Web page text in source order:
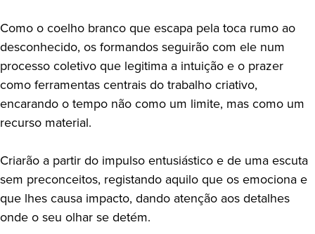
Como o coelho branco que escapa pela toca rumo ao
desconhecido, os formandos seguirão com ele num
processo coletivo que legitima a intuição e o prazer
como ferramentas centrais do trabalho criativo,
encarando o tempo não como um limite, mas como um
recurso material.
Criarão a partir do impulso entusiástico e de uma escuta
sem preconceitos, registando aquilo que os emociona e
que lhes causa impacto, dando atenção aos detalhes
onde o seu olhar se detém.